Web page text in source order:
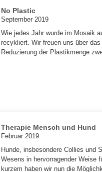
No Plastic
September 2019
Wie jedes Jahr wurde im Mosaik
recykliert. Wir freuen uns über
Reduzierung der Plastikmenge
Therapie Mensch und Hund
Februar 2019
Hunde, insbesondere Collies und
Wesens in hervorragender Weise
kurzem haben wir nun die